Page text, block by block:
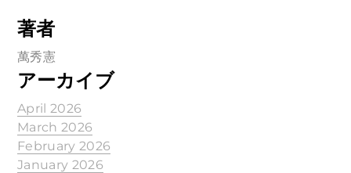
著者
萬秀憲
アーカイブ
April 2026
March 2026
February 2026
January 2026